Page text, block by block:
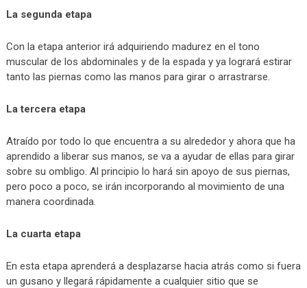
La segunda etapa
Con la etapa anterior irá adquiriendo madurez en el tono
muscular de los abdominales y de la espada y ya logrará estirar
tanto las piernas como las manos para girar o arrastrarse.
La tercera etapa
Atraído por todo lo que encuentra a su alrededor y ahora que ha
aprendido a liberar sus manos, se va a ayudar de ellas para girar
sobre su ombligo. Al principio lo hará sin apoyo de sus piernas,
pero poco a poco, se irán incorporando al movimiento de una
manera coordinada.
La cuarta etapa
En esta etapa aprenderá a desplazarse hacia atrás como si fuera
un gusano y llegará rápidamente a cualquier sitio que se